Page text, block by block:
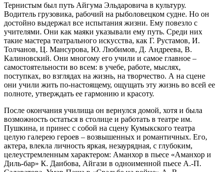
Тернистым был путь Айгума Эльдаровича в культуру.
Водитель грузовика, рабочий на рыболовецком судне. Но он
достойно выдержал все испытания жизни. Ему повезло с
учителями. Они как маяки указывали ему путь. Среди них
такие мастера театрального искусства, как Г. Рустамов, И.
Толчанов, Ц. Мансурова, Ю. Любимов, Д. Андреева, В.
Калиновский. Они многому его учили и самое главное –
самостоятельности во всем: в учебе, работе, мыслях,
поступках, во взглядах на жизнь, на творчество. А на сцене
они учили жить по-настоящему, ощущать эту жизнь во всей ее
полноте, утверждать ее гармонию и красоту.
После окончания училища он вернулся домой, хотя и была
возможность остаться в столице и работать в театре им.
Пушкина, и принес с собой на сцену Кумыкского театра
целую галерею героев – возвышенных и романтичных. Его,
актера, влекла личность яркая, незаурядная, с глубоким,
целеустремленным характером: Аманхор в пьесе «Аманхор и
Диль-бар» К. Даибова, Айгази в одноименной пьесе А.-П.